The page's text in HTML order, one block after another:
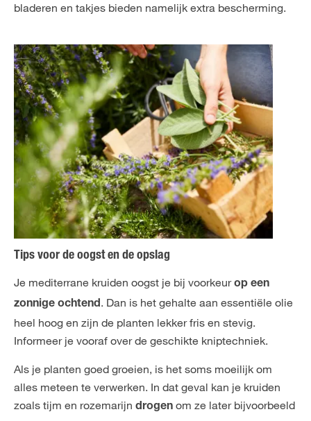
bladeren en takjes bieden namelijk extra bescherming.
Tips voor de oogst en de opslag
Je mediterrane kruiden oogst je bij voorkeurop een
zonnige ochtend. Dan is het gehalte aan essentiële olie
heel hoog en zijn de planten lekker fris en stevig.
Informeer je vooraf over de geschikte kniptechniek.
Als je planten goed groeien, is het soms moeilijk om
alles meteen te verwerken. In dat geval kan je kruiden
zoals tijm en rozemarijn drogen om ze later bijvoorbeeld